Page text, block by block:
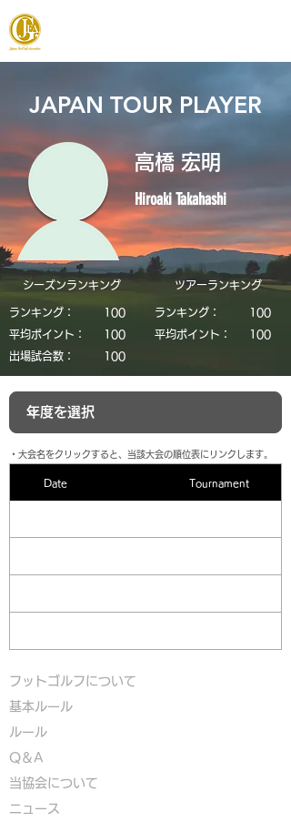
JAPAN TOUR PLAYER
高橋 宏明
Hiroaki Takahashi
シーズンランキング
ランキング：
​100
平均ポイント：
​100
​出場試合数：
​100
​ツアーランキング
ランキング：
​100
平均ポイント：
​100
​・大会名をクリックすると、当該大会の順位表にリンクします。
Date Tournament
フットゴルフについて
基本ルール
ルール
Q＆A
​当協会について
​ニュース